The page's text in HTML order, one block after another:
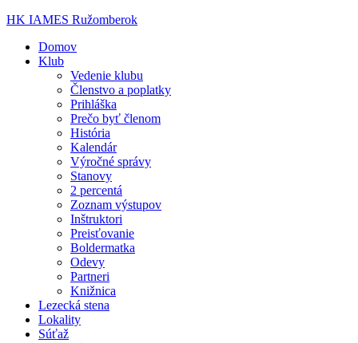
HK IAMES Ružomberok
Domov
Klub
Vedenie klubu
Členstvo a poplatky
Prihláška
Prečo byť členom
História
Kalendár
Výročné správy
Stanovy
2 percentá
Zoznam výstupov
Inštruktori
Preisťovanie
Boldermatka
Odevy
Partneri
Knižnica
Lezecká stena
Lokality
Súťaž